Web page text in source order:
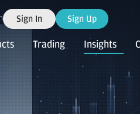
Sign In Sign Up
Trading Insights